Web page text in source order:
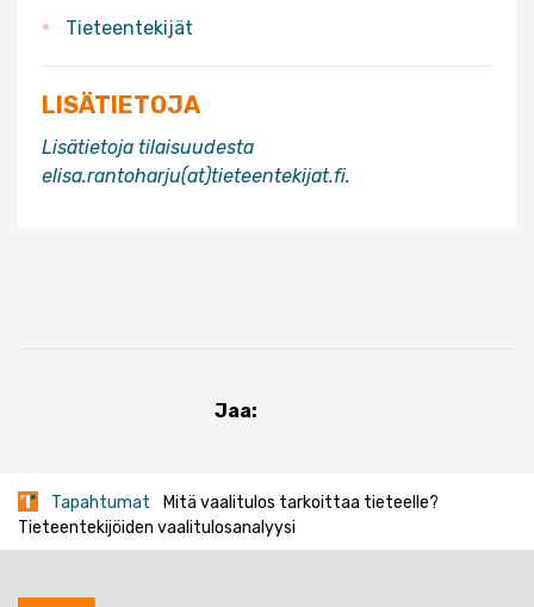
Tieteentekijät
LISÄTIETOJA
Lisätietoja tilaisuudesta
elisa.rantoharju(at)tieteentekijat.fi.
Jaa:
Tapahtumat
Mitä vaalitulos tarkoittaa tieteelle?
Tieteentekijöiden vaalitulosanalyysi